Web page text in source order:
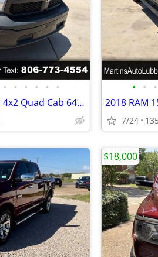
• • • • • •
2018 RAM 1500 Tradesman 4x2 Quad Cab 64 Box
• • •
7/24
$18,000